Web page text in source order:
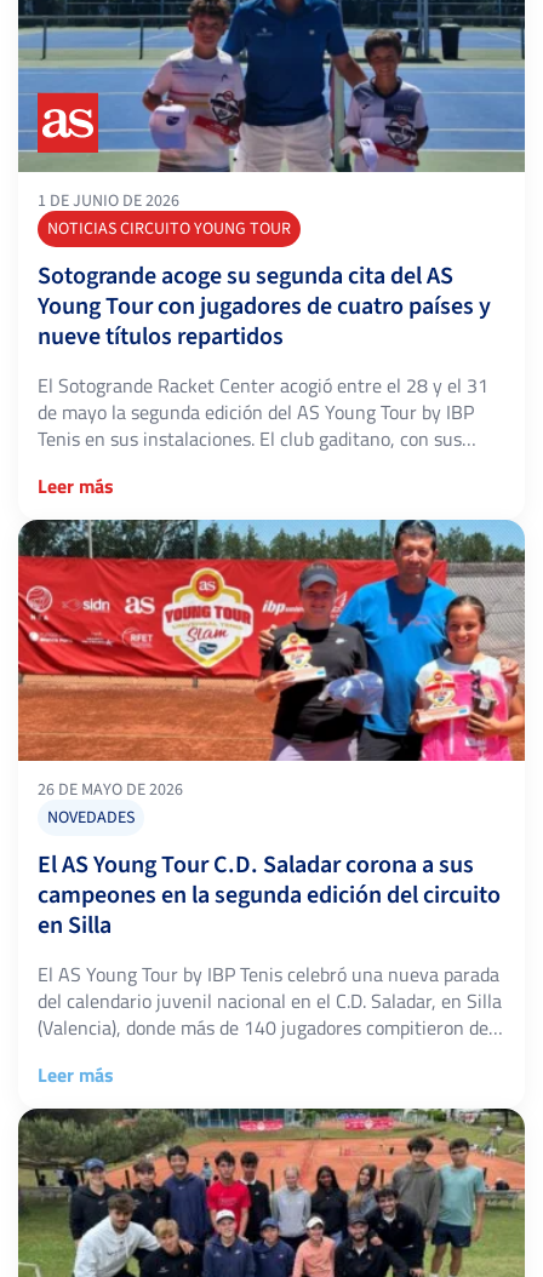
1 DE JUNIO DE 2026
NOTICIAS CIRCUITO YOUNG TOUR
Sotogrande acoge su segunda cita del AS
Young Tour con jugadores de cuatro países y
nueve títulos repartidos
El Sotogrande Racket Center acogió entre el 28 y el 31
de mayo la segunda edición del AS Young Tour by IBP
Tenis en sus instalaciones. El club gaditano, con sus
se ha convertido en una de las sedes más consolidadas
del calendario juvenil nacional, con […]
Leer más
26 DE MAYO DE 2026
NOVEDADES
El AS Young Tour C.D. Saladar corona a sus
campeones en la segunda edición del circuito
en Silla
El AS Young Tour by IBP Tenis celebró una nueva parada
del calendario juvenil nacional en el C.D. Saladar, en Silla
(Valencia), donde más de 140 jugadores compitieron del
Sub-16 y Sub-18, tanto en cuadro masculino como
femenino. Esta ha sido la segunda prueba del […]
Leer más